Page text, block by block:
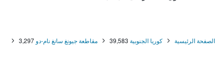
الصفحة الرئيسية كوريا الجنوبية 39,583 مقاطعة جيونغ سانغ نام-دو 3,297